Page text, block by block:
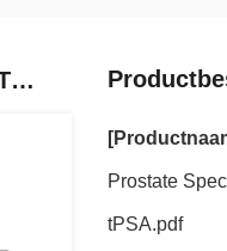
VERWANTE PRODUCTEN
Prostate
tPSA.pdf